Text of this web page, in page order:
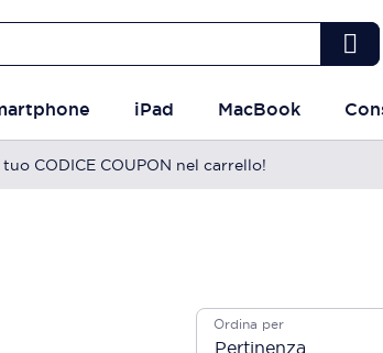
iPad MacBook
CODICE COUPON nel carrello!
Ordina per